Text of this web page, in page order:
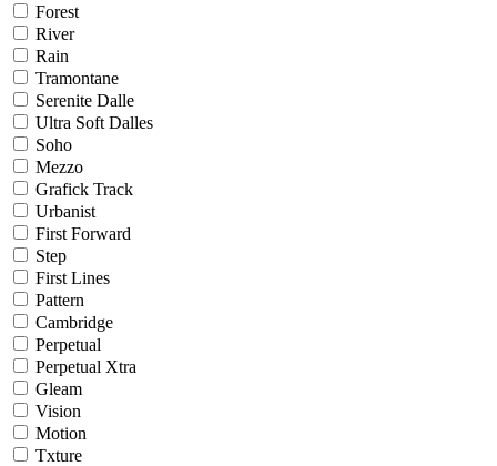
Forest
River
Rain
Tramontane
Serenite Dalle
Ultra Soft Dalles
Soho
Mezzo
Grafick Track
Urbanist
First Forward
Step
First Lines
Pattern
Cambridge
Perpetual
Perpetual Xtra
Gleam
Vision
Motion
Txture